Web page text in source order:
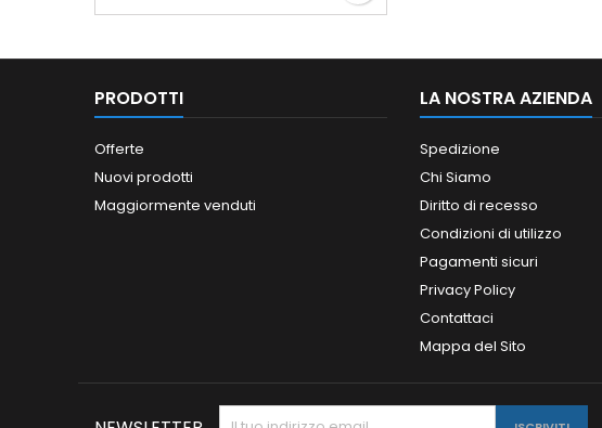
PRODOTTI
Offerte
Nuovi prodotti
Maggiormente venduti
LA NOSTRA AZIENDA
Spedizione
Chi Siamo
Diritto di recesso
Condizioni di utilizzo
Pagamenti sicuri
Privacy Policy
Contattaci
Mappa del Sito